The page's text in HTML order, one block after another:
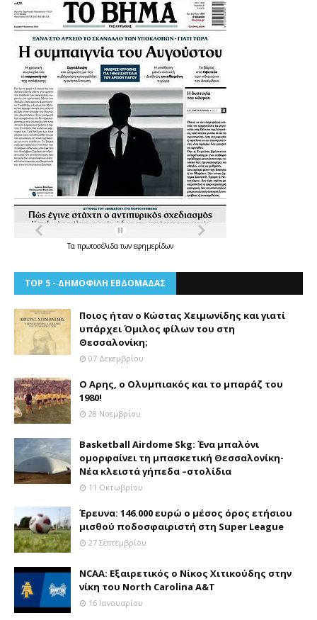
Τα πρωτοσέλιδατων εφημερίδων
TOP 5 - ΔΗΜΟΦΙΛΗ ΕΒΔΟΜΑΔΑΣ
Ποιος ήταν ο Κώστας Χειμωνίδης και γιατί
υπάρχει Όμιλος φίλων του στη
Θεσσαλονίκη;
07 Δεκεμβρίου
Ο Αρης, ο Ολυμπιακός και το μπαράζ του
1980!
28 Νοεμβρίου
Basketball Airdome Skg: Ένα μπαλόνι
ομορφαίνει τη μπασκετική Θεσσαλονίκη-
Νέα κλειστά γήπεδα –στολίδια
11 Οκτωβρίου
Έρευνα: 146.000 ευρώ ο μέσος όρος ετήσιου
μισθού ποδοσφαιριστή στη Super League
27 Σεπτεμβρίου
NCAA: Εξαιρετικός ο Νίκος Χιτικούδης στην
νίκη του North Carolina A&Τ
16 Ιανουαρίου